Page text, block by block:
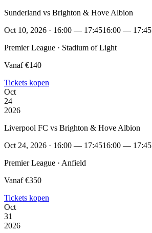
Sunderland vs Brighton & Hove Albion
Oct 10, 2026 · 16:00 — 17:4516:00 — 17:45
Premier League · Stadium of Light
Vanaf €140
Tickets kopen
Oct
24
2026
Liverpool FC vs Brighton & Hove Albion
Oct 24, 2026 · 16:00 — 17:4516:00 — 17:45
Premier League · Anfield
Vanaf €350
Tickets kopen
Oct
31
2026